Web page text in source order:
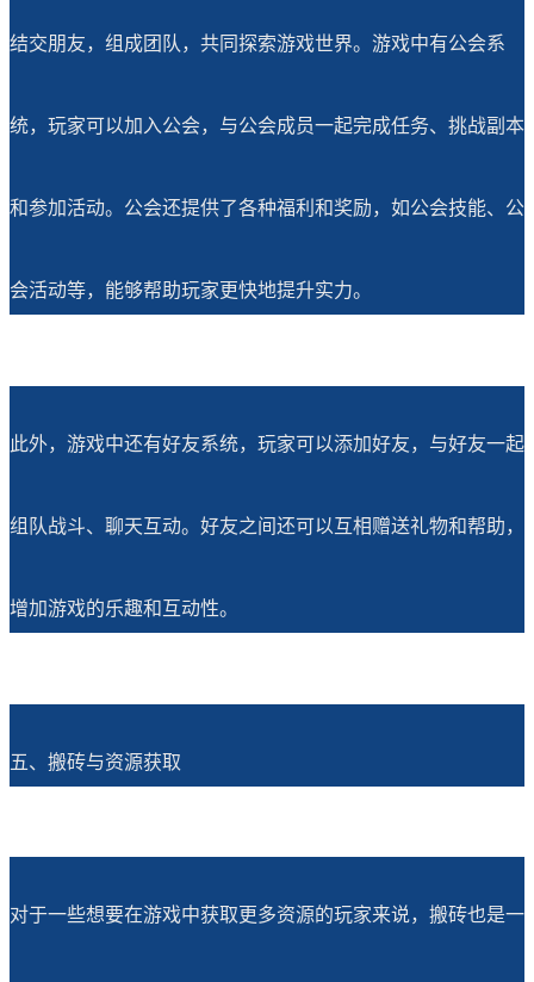
结交朋友，组成团队，共同探索游戏世界。游戏中有公会系
统，玩家可以加入公会，与公会成员一起完成任务、挑战副本
和参加活动。公会还提供了各种福利和奖励，如公会技能、公
会活动等，能够帮助玩家更快地提升实力。
此外，游戏中还有好友系统，玩家可以添加好友，与好友一起
组队战斗、聊天互动。好友之间还可以互相赠送礼物和帮助，
增加游戏的乐趣和互动性。
五、搬砖与资源获取
对于一些想要在游戏中获取更多资源的玩家来说，搬砖也是一